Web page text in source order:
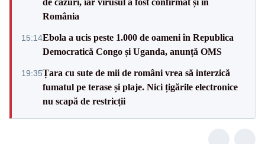
România
15:14Ebola a ucis peste 1.000 de oameni în Republica
Democratică Congo și Uganda, anunță OMS
19:35Țara cu sute de mii de români vrea să interzică
fumatul pe terase și plaje. Nici țigările electronice
nu scapă de restricții